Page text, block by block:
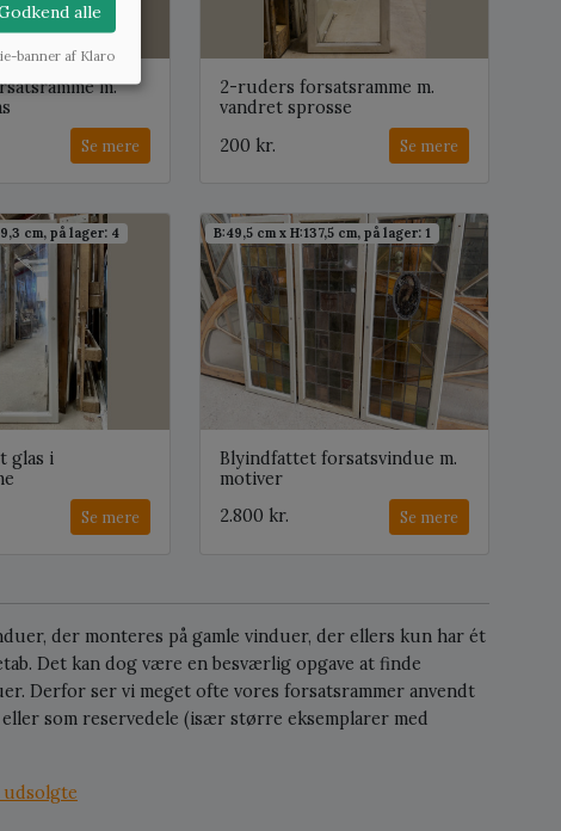
m.
Se mere
2-ruders forsatsramme m.
vandret sprosse
200 kr.
Se mere
cm, på lager: 4
glas i
Se mere
B:49,5 cm x H:137,5 cm, på lager: 1
Blyindfattet forsatsvindue m.
motiver
2.800 kr.
Se mere
der monteres på gamle vinduer, der ellers kun har ét
Det kan dog være en besværlig opgave at finde
Derfor ser vi meget ofte vores forsatsrammer anvendt
som reservedele (især større eksemplarer med
udsolgte
alle
banner af Klaro